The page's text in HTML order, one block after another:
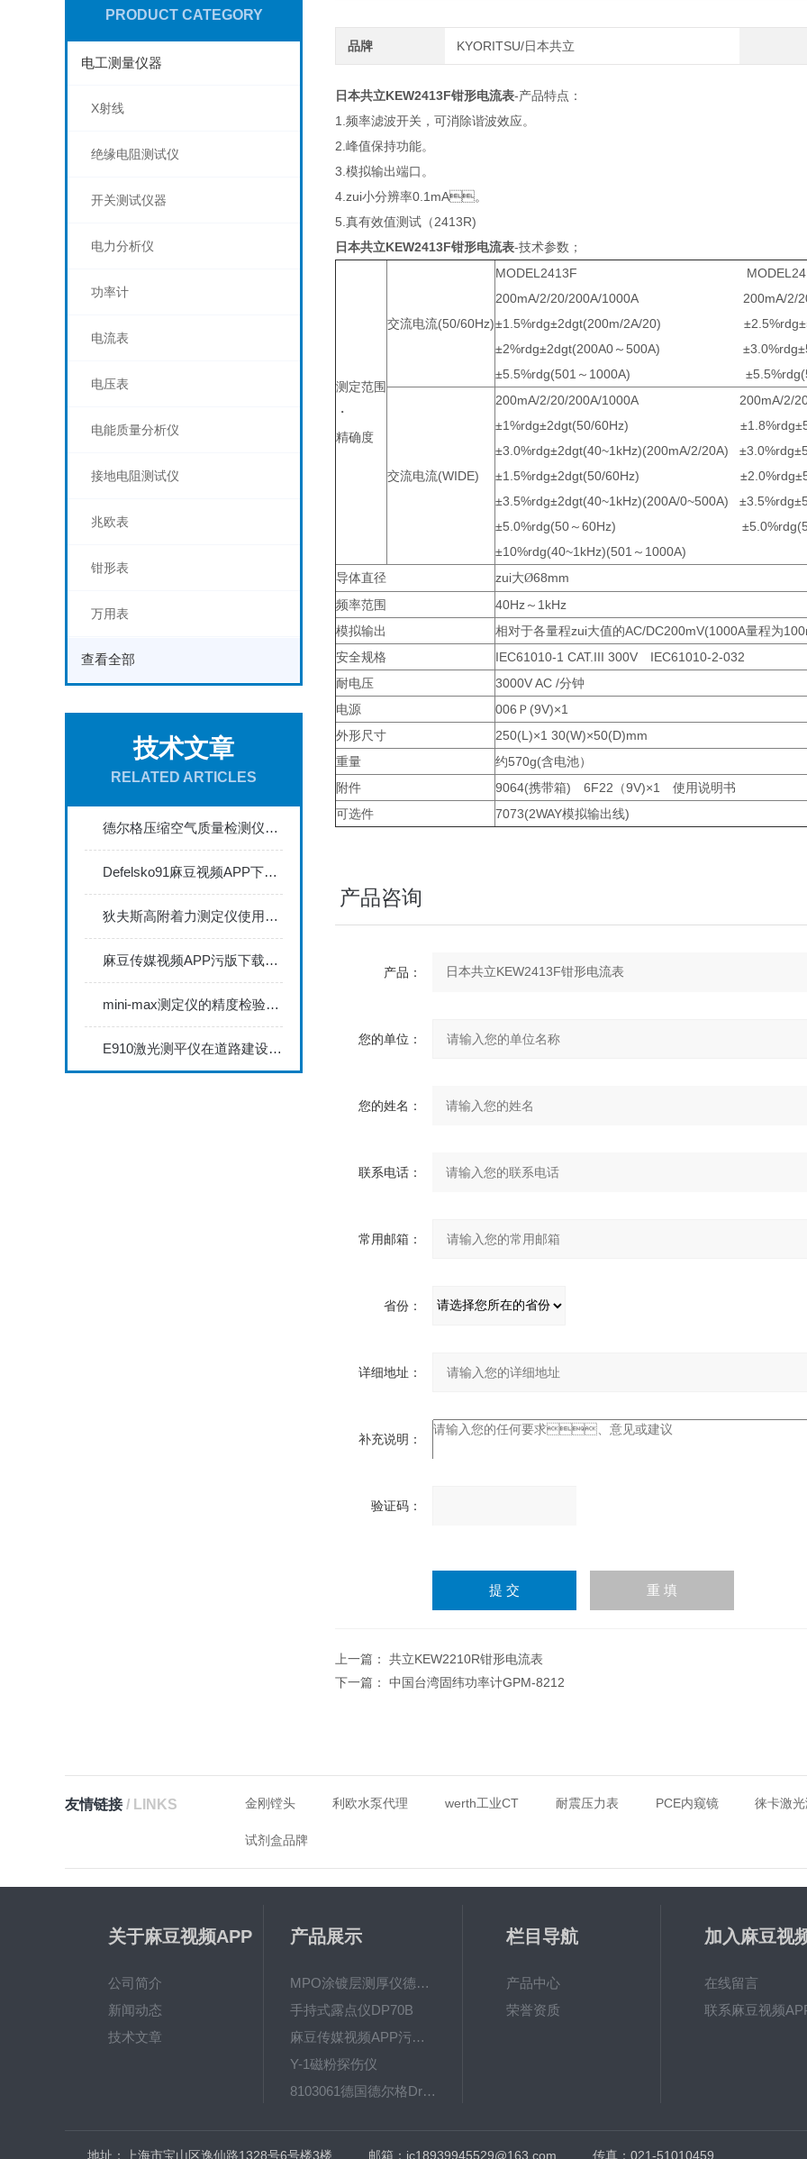
PRODUCT CATEGORY
电工测量仪器
X射线
绝缘电阻测试仪
开关测试仪器
电力分析仪
功率计
电流表
电压表
电能质量分析仪
接地电阻测试仪
兆欧表
钳形表
万用表
查看全部
技术文章
RELATED ARTICLES
德尔格压缩空气质量检测仪能够实时监测空气中的污染物浓度
Defelsko91麻豆视频APP下载入口：精准涂层厚度检测的利器
狄夫斯高附着力测定仪使用时的注意事项
麻豆传媒视频APP污版下载网站麻豆视频APP下载IOS具备数据存储和传输功能
mini-max测定仪的精度检验与校准方法探讨
E910激光测平仪在道路建设中的关键作用
品牌 KYORITSU/日本共立
日本共立KEW2413F钳形电流表-产品特点：
1.频率滤波开关，可消除谐波效应。
2.峰值保持功能。
3.模拟输出端口。
4.zui小分辨率0.1mA。
5.真有效值测试（2413R)
日本共立KEW2413F钳形电流表-技术参数；
测定范围
・
精确度
交流电流(50/60Hz)
MODEL2413F
200mA/2/20/200A/1000A 200mA/2/20/
±1.5%rdg±2dgt(200m/2A/20)
±2%rdg±2dgt(200A0～500A) ±3.0%rdg±5dgt
±5.5%rdg(501～1000A)
交流电流(WIDE)
200mA/2/20/200A/1000A 200mA/2/20/
±1%rdg±2dgt(50/60Hz)
±3.0%rdg±2dgt(40~1kHz)(200mA/2/20A)
±1.5%rdg±2dgt(50/60Hz)
±3.5%rdg±2dgt(40~1kHz)(200A/0~500A)
±5.0%rdg(50～60Hz) ±5.0%rdg(50～
±10%rdg(40~1kHz)(501～1000A)
导体直径
zui大Ø68mm
频率范围
40Hz～1kHz
模拟输出
相对于各量程zui大值的AC/DC200mV(1000A量程为
安全规格
IEC61010-1 CAT.III 300V IEC61010-2-032
耐电压
3000V AC /分钟
电源
006Ｐ(9V)×1
外形尺寸
250(L)×1 30(W)×50(D)mm
重量
约570g(含电池）
附件
9064(携带箱) 6F22（9V)×1 使用说明书
可选件
7073(2WAY模拟输出线)
产品咨询
产品：
您的单位：
您的姓名：
联系电话：
常用邮箱：
省份：
详细地址：
补充说明：
验证码：
入
计算结果（填写阿拉伯数
字），如：三加四=7
上一篇： 共立KEW2210R钳形电流表
下一篇： 中国台湾固纬功率计GPM-8212
友情链接/ LINKS 金刚镗头 利欧水泵代理 werth工业CT 耐震压力表 PCE内窥镜 徕卡激
试剂盒品牌
关于麻豆视频APP
公司简介
新闻动态
技术文章
产品展示
MPO涂镀层测厚仪德国菲希尔FISCHER
手持式露点仪DP70B
麻豆传媒视频APP污版下载网站 600BF91麻豆视频APP下载入口
Y-1磁粉探伤仪
8103061德国德尔格Dräger检测管
栏目导航
产品中心
荣誉资质
加入麻豆视
在线留言
联系麻豆视频
地址：上海市宝山区逸仙路1328号6号楼3楼 邮箱：jc18939945529@163.com 传真：021-51010459